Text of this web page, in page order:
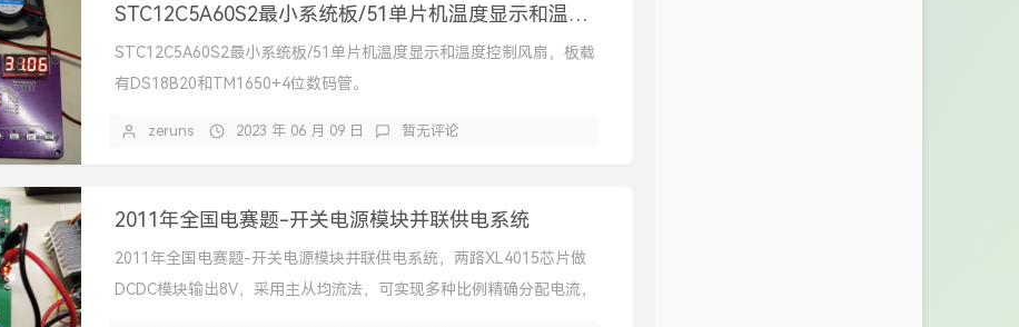
STC12C5A60S2最小系统板/51单片机温度显示和温度控制风扇
STC12C5A60S2最小系统板/51单片机温度显示和温度控制风扇，板载
有DS18B20和TM1650+4位数码管。
zeruns 2023 年 06 月 09 日 暂无评论
2011年全国电赛题-开关电源模块并联供电系统
2011年全国电赛题-开关电源模块并联供电系统，两路XL4015芯片做
DCDC模块输出8V，采用主从均流法，可实现多种比例精确分配电流，